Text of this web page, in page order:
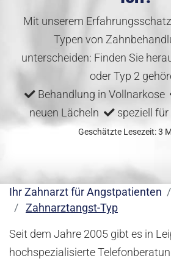
Mit unserem
Typen von
unterscheiden: Finden Sie
oder Typ 2
Behandlung in Vollnarkose
neuen Lächeln
speziell
Geschätzte Lesezeit: 3
Ihr Zahnarzt für Angstpatienten
Zahnarztangst-Typ
Seit dem Jahre 2005 gibt es in
hochspezialisierte